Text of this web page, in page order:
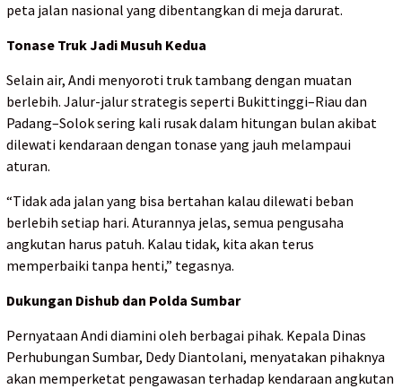
peta jalan nasional yang dibentangkan di meja darurat.
Tonase Truk Jadi Musuh Kedua
Selain air, Andi menyoroti truk tambang dengan muatan
berlebih. Jalur-jalur strategis seperti Bukittinggi–Riau dan
Padang–Solok sering kali rusak dalam hitungan bulan akibat
dilewati kendaraan dengan tonase yang jauh melampaui
aturan.
“Tidak ada jalan yang bisa bertahan kalau dilewati beban
berlebih setiap hari. Aturannya jelas, semua pengusaha
angkutan harus patuh. Kalau tidak, kita akan terus
memperbaiki tanpa henti,” tegasnya.
Dukungan Dishub dan Polda Sumbar
Pernyataan Andi diamini oleh berbagai pihak. Kepala Dinas
Perhubungan Sumbar, Dedy Diantolani, menyatakan pihaknya
akan memperketat pengawasan terhadap kendaraan angkutan